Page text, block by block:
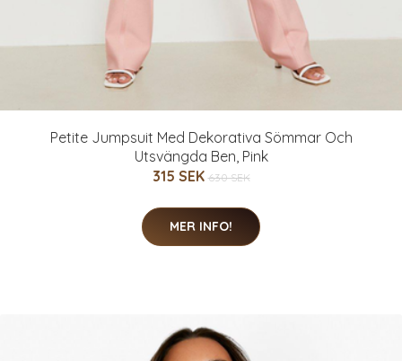
Petite Jumpsuit Med Dekorativa Sömmar Och
Utsvängda Ben, Pink
315 SEK 630 SEK
MER INFO!